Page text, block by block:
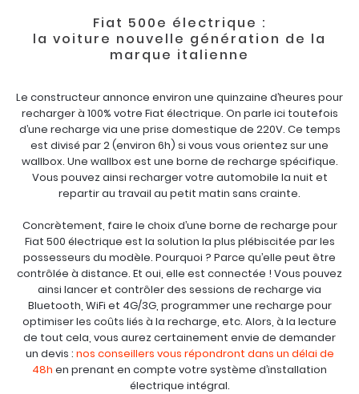
Fiat 500e électrique :
la voiture nouvelle génération de la
marque italienne
Le constructeur annonce environ une quinzaine d’heures pour
recharger à 100% votre Fiat électrique. On parle ici toutefois
d’une recharge via une prise domestique de 220V. Ce temps
est divisé par 2 (environ 6h) si vous vous orientez sur une
wallbox. Une wallbox est une borne de recharge spécifique.
Vous pouvez ainsi recharger votre automobile la nuit et
repartir au travail au petit matin sans crainte.
Concrètement, faire le choix d’une borne de recharge pour
Fiat 500 électrique est la solution la plus plébiscitée par les
possesseurs du modèle. Pourquoi ? Parce qu’elle peut être
contrôlée à distance. Et oui, elle est connectée ! Vous pouvez
ainsi lancer et contrôler des sessions de recharge via
Bluetooth, WiFi et 4G/3G, programmer une recharge pour
optimiser les coûts liés à la recharge, etc. Alors, à la lecture
de tout cela, vous aurez certainement envie de demander
un devis : nos conseillers vous répondront dans un délai de
48h en prenant en compte votre système d’installation
électrique intégral.